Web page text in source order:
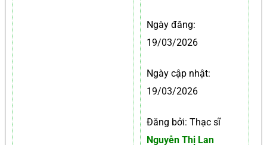
Ngày đăng:
19/03/2026
Ngày cập nhật:
19/03/2026
Đăng bởi: Thạc sĩ
Nguyễn Thị Lan